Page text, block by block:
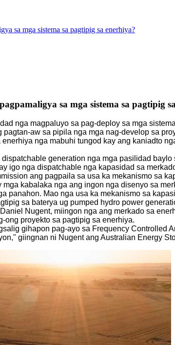
sa mga sistema sa pagtipig sa enerhiya?
sa mga sistema sa pagtipig
nga magpaluyo sa pag-deploy sa mga
aw sa pipila nga mga nag-develop sa
nga mabuhi tungod kay ang kaniadto
generation nga mga pasilidad
igo nga dispatchable nga kapasidad sa
ang pagpaila sa usa ka mekanismo sa
kabalaka nga ang ingon nga disenyo sa
panahon. Mao nga usa ka mekanismo sa
sa baterya ug pumped hydro power
Nugent, miingon nga ang merkado sa
ong proyekto sa pagtipig sa enerhiya.
gihapon pag-ayo sa Frequency Controlled
giingnan ni Nugent ang Australian Energy